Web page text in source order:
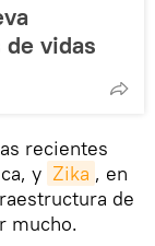
vidas
recientes
y Zika , en
de
mucho.